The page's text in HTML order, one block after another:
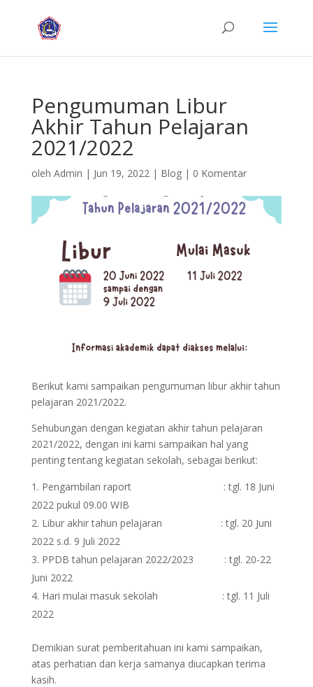
Pengumuman Libur
Akhir Tahun Pelajaran
2021/2022
oleh Admin | Jun 19, 2022| Blog| 0 Komentar
Berikut kami sampaikan pengumuman libur akhir tahun
pelajaran 2021/2022.
Sehubungan dengan kegiatan akhir tahun pelajaran
2021/2022, dengan ini kami sampaikan hal yang
penting tentang kegiatan sekolah, sebagai berikut:
Pengambilan raport : tgl. 18 Juni
2022 pukul 09.00 WIB
Libur akhir tahun pelajaran : tgl. 20 Juni
2022 s.d. 9 Juli 2022
PPDB tahun pelajaran 2022/2023 : tgl. 20-22
Juni 2022
Hari mulai masuk sekolah : tgl. 11 Juli
2022
Demikian surat pemberitahuan ini kami sampaikan,
atas perhatian dan kerja samanya diucapkan terima
kasih.